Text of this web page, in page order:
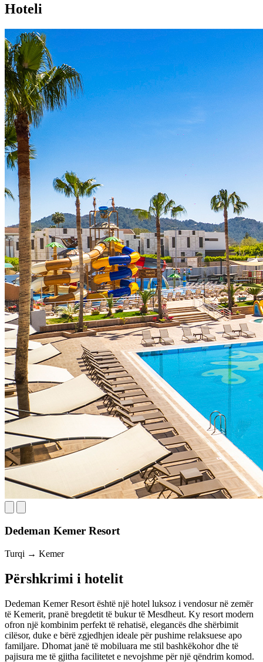
Hoteli
Dedeman Kemer Resort
Turqi → Kemer
Përshkrimi i hotelit
Dedeman Kemer Resort është një hotel luksoz i vendosur në zemër
të Kemerit, pranë bregdetit të bukur të Mesdheut. Ky resort modern
ofron një kombinim perfekt të rehatisë, elegancës dhe shërbimit
cilësor, duke e bërë zgjedhjen ideale për pushime relaksuese apo
familjare. Dhomat janë të mobiluara me stil bashkëkohor dhe të
pajisura me të gjitha facilitetet e nevojshme për një qëndrim komod.